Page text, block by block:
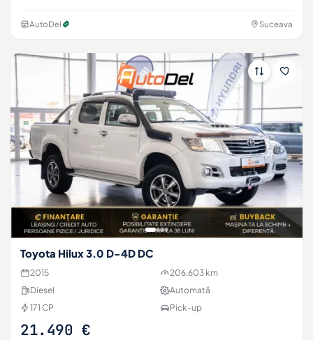
AutoDel Suceava
Toyota Hilux 3.0 D-4D DC
2015
206.603 km
Diesel
Automată
171 CP
Pick-up
21.490 €